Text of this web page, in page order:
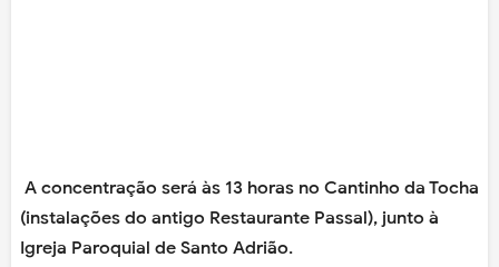
A concentração será às 13 horas no Cantinho da Tocha
(instalações do antigo Restaurante Passal), junto à
Igreja Paroquial de Santo Adrião.